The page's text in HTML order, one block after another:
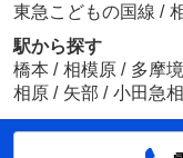
東急こどもの国線 /
駅から探す
橋本 / 相模原 / 多摩境
相原 / 矢部 / 小田急